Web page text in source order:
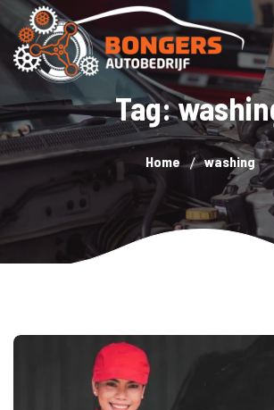
Tag:
Home washing